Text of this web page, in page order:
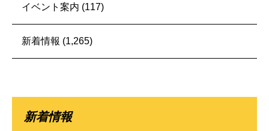
イベント案内 (117)
新着情報 (1,265)
新着情報